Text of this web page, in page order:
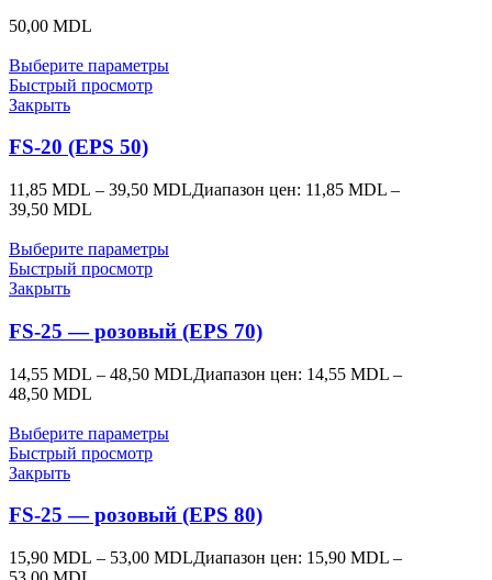
50,00 MDL
Выберите параметры
Быстрый просмотр
Закрыть
FS-20 (EPS 50)
11,85 MDL – 39,50 MDLДиапазон цен: 11,85 MDL –
39,50 MDL
Выберите параметры
Быстрый просмотр
Закрыть
FS-25 — розовый (EPS 70)
14,55 MDL – 48,50 MDLДиапазон цен: 14,55 MDL –
48,50 MDL
Выберите параметры
Быстрый просмотр
Закрыть
FS-25 — розовый (EPS 80)
15,90 MDL – 53,00 MDLДиапазон цен: 15,90 MDL –